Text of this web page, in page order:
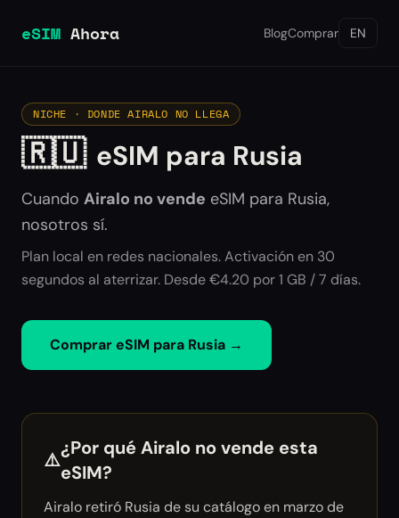
eSIM Ahora BlogComprar EN
NICHE · DONDE AIRALO NO LLEGA
🇷🇺 eSIM para Rusia
Cuando Airalo no vende eSIM para Rusia,
nosotros sí.
Plan local en redes nacionales. Activación en 30
segundos al aterrizar. Desde €4.20 por 1 GB / 7 días.
Comprar eSIM para Rusia →
⚠️
¿Por qué Airalo no vende esta
eSIM?
Airalo retiró Rusia de su catálogo en marzo de